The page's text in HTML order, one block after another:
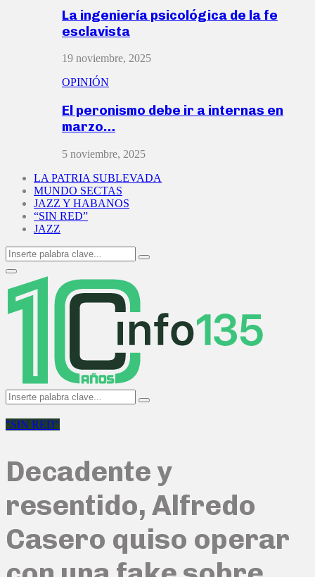
La ingeniería psicológica de la fe
esclavista
19 noviembre, 2025
OPINIÓN
El peronismo debe ir a internas en
marzo…
5 noviembre, 2025
LA PATRIA SUBLEVADA
MUNDO SECTAS
JAZZ Y HABANOS
“SIN RED”
JAZZ
Search
for:
Search
Primary
Menu
Search
for:
Search
"SIN RED"
Decadente y
resentido, Alfredo
Casero quiso operar